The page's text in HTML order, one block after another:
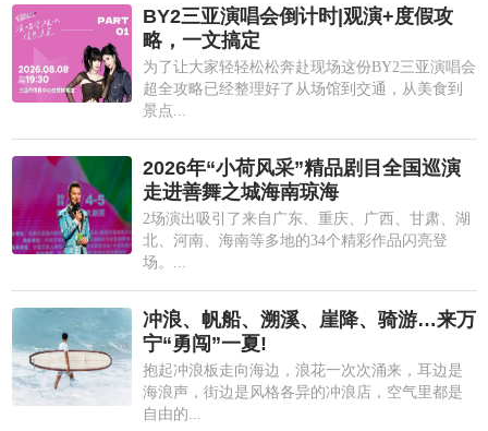
BY2三亚演唱会倒计时|观演+度假攻
略，一文搞定
为了让大家轻轻松松奔赴现场这份BY2三亚演唱会
超全攻略已经整理好了从场馆到交通，从美食到
景点...
2026年“小荷风采”精品剧目全国巡演
走进善舞之城海南琼海
2场演出吸引了来自广东、重庆、广西、甘肃、湖
北、河南、海南等多地的34个精彩作品闪亮登
场。...
冲浪、帆船、溯溪、崖降、骑游…来万
宁“勇闯”一夏!
抱起冲浪板走向海边，浪花一次次涌来，耳边是
海浪声，街边是风格各异的冲浪店，空气里都是
自由的...